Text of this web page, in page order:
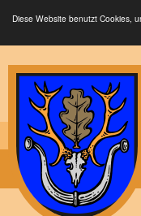
Diese Website benutzt Cookies,